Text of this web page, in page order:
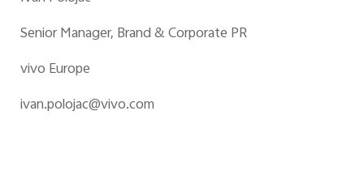
Senior Manager, Brand & Corporate PR
vivo Europe
ivan.polojac@vivo.com